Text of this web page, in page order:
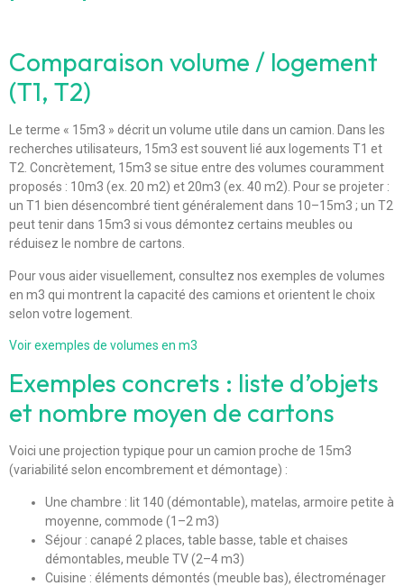
Comparaison volume / logement
(T1, T2)
Le terme « 15m3 » décrit un volume utile dans un camion. Dans les
recherches utilisateurs, 15m3 est souvent lié aux logements T1 et
T2. Concrètement, 15m3 se situe entre des volumes couramment
proposés : 10m3 (ex. 20 m2) et 20m3 (ex. 40 m2). Pour se projeter :
un T1 bien désencombré tient généralement dans 10–15m3 ; un T2
peut tenir dans 15m3 si vous démontez certains meubles ou
réduisez le nombre de cartons.
Pour vous aider visuellement, consultez nos exemples de volumes
en m3 qui montrent la capacité des camions et orientent le choix
selon votre logement.
Voir exemples de volumes en m3
Exemples concrets : liste d’objets
et nombre moyen de cartons
Voici une projection typique pour un camion proche de 15m3
(variabilité selon encombrement et démontage) :
Une chambre : lit 140 (démontable), matelas, armoire petite à
moyenne, commode (1–2 m3)
Séjour : canapé 2 places, table basse, table et chaises
démontables, meuble TV (2–4 m3)
Cuisine : éléments démontés (meuble bas), électroménager